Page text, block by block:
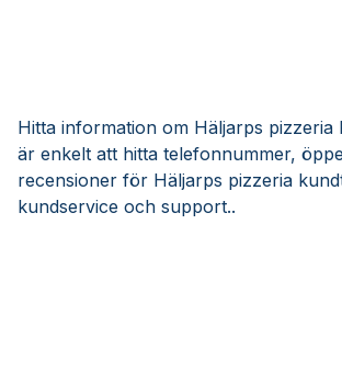
Hitta information om Häljarps pizzeria
är enkelt att hitta telefonnummer,
recensioner för Häljarps pizzeria
kundservice och support..